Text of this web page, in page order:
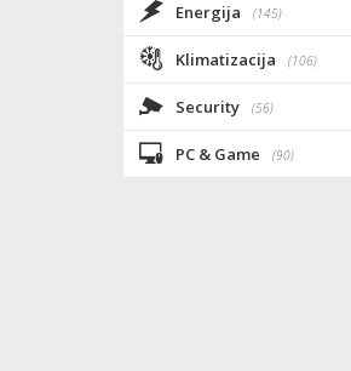
Energija (145)
Klimatizacija (106)
Security (56)
PC & Game (90)